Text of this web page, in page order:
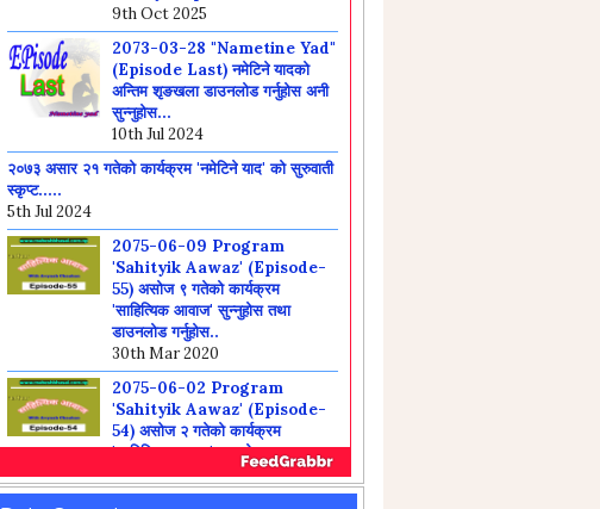
9th Oct 2025
2073-03-28 "Nametine Yad"
(Episode Last) नमेटिने यादको
अन्तिम शृङखला डाउनलोड गर्नुहोस अनी
सुन्नुहोस...
10th Jul 2024
२०७३ असार २१ गतेको कार्यक्रम 'नमेटिने याद' को सुरुवाती
स्कृप्ट.....
5th Jul 2024
2075-06-09 Program
'Sahityik Aawaz' (Episode-
55) असोज ९ गतेको कार्यक्रम
'साहित्यिक आवाज' सुन्नुहोस तथा
डाउनलोड गर्नुहोस..
30th Mar 2020
2075-06-02 Program
'Sahityik Aawaz' (Episode-
54) असोज २ गतेको कार्यक्रम
'साहित्यिक आवाज' सुन्नुहोस तथा
डाउनलोड गर्नुहोस...
30th Mar 2020